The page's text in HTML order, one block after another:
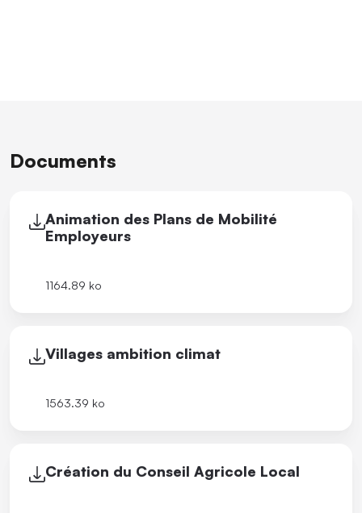
Documents
Animation des Plans de Mobilité
Employeurs
1164.89 ko
Villages ambition climat
1563.39 ko
Création du Conseil Agricole Local